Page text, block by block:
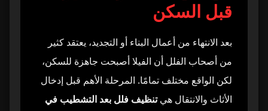
4 الخطوة الرابعة: تنظيف الزجاج والأبواب
الخطوة الخامسة: تنظيف المطابخ والحمامات بعد
التركيب
الخطوة السادسة: تنظيف الأرضيات والفحص النهائي
قبل السكن
بعد الانتهاء من أعمال البناء أو التجديد، يعتقد كثير
من أصحاب الفلل أن الفيلا أصبحت جاهزة للسكن،
لكن الواقع مختلف تمامًا. المرحلة الأهم قبل إدخال
الأثاث والانتقال هيتنظيف فلل بعد التشطيب في